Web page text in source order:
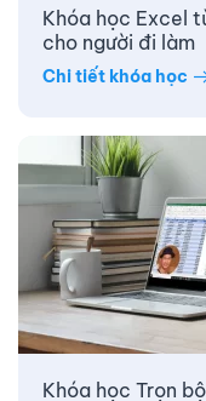
Khóa học Excel
cho người đi làm
Chi tiết khóa học
Khóa học Trọn